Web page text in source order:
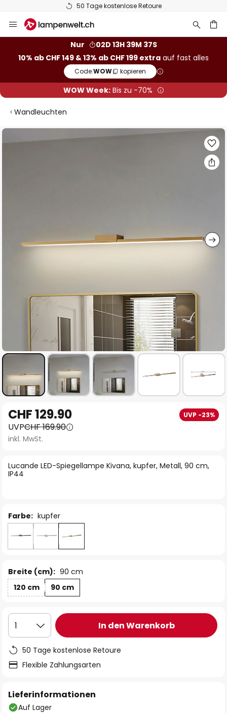
50 Tage kostenlose Retoure
Inhalt
Nur
02D 13H 39M 36S
10% ab CHF 149 & 13% ab CHF 199 extra auf fast alles
Code:WOW kopieren
WOW Week:Bis zu -70%
Wandleuchten
Zum
Ende
Anfang
der
Bildgalerie
Lucande LED-Spiegellampe Kivana, kupfer, Metall, 90 cm,
IP44
CHF 129.90 UVP -23%
UVPCHF 169.90
inkl. MwSt.
Farbe: kupfer
Breite (cm): 90 cm
120 cm
90 cm
1 In den Warenkorb
50 Tage kostenlose Retoure
Flexible Zahlungsarten
Lieferinformationen
Auf Lager